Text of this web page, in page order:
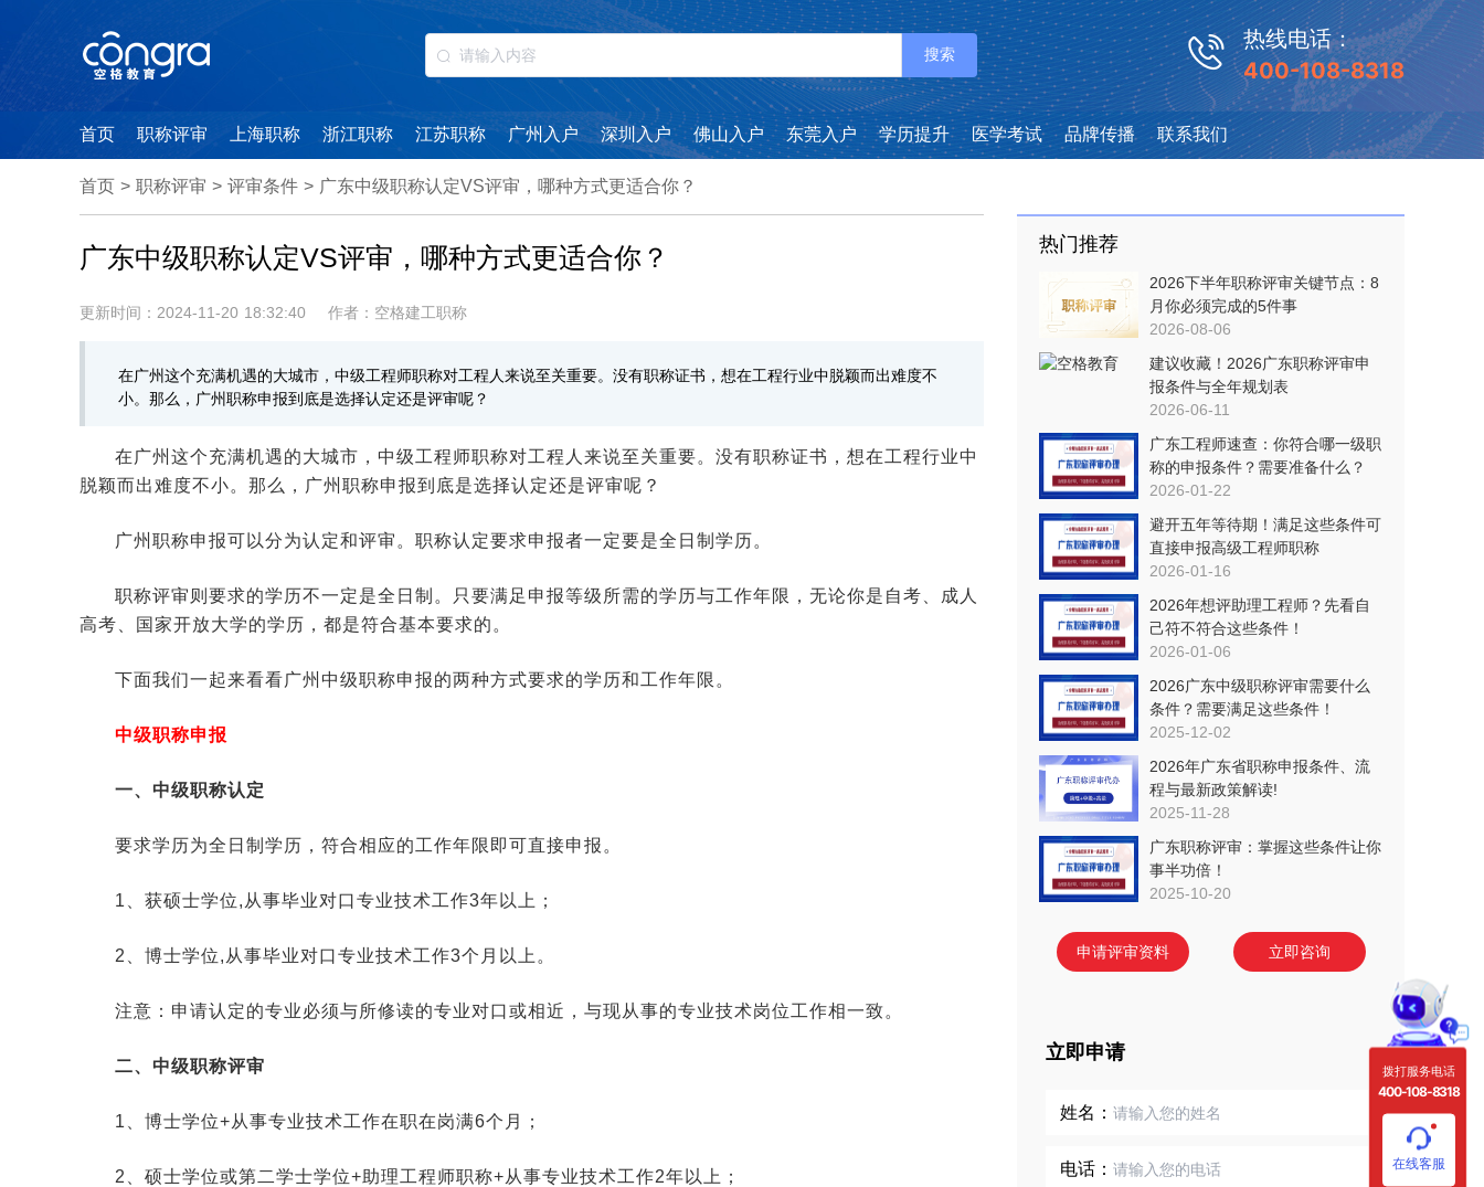
搜索
热线电话：
400-108-8318
首页 职称评审 上海职称 浙江职称 江苏职称 广州入户 深圳入户 佛山入户 东莞入户 学历提升 医学考试 品牌传播 联系我们
首页 > 职称评审 > 评审条件 > 广东中级职称认定VS评审，哪种方式更适合你？
广东中级职称认定VS评审，哪种方式更适合你？
更新时间：2024-11-20 18:32:40 作者：空格建工职称
在广州这个充满机遇的大城市，中级工程师职称对工程人来说至关重要。没有职称证书，想在工程行业中脱颖而出难度不
小。那么，广州职称申报到底是选择认定还是评审呢？
在广州这个充满机遇的大城市，中级工程师职称对工程人来说至关重要。没有职称证书，想在工程行业中
脱颖而出难度不小。那么，广州职称申报到底是选择认定还是评审呢？
广州职称申报可以分为认定和评审。职称认定要求申报者一定要是全日制学历。
职称评审则要求的学历不一定是全日制。只要满足申报等级所需的学历与工作年限，无论你是自考、成人
高考、国家开放大学的学历，都是符合基本要求的。
下面我们一起来看看广州中级职称申报的两种方式要求的学历和工作年限。
中级职称申报
一、中级职称认定
要求学历为全日制学历，符合相应的工作年限即可直接申报。
1、获硕士学位,从事毕业对口专业技术工作3年以上；
2、博士学位,从事毕业对口专业技术工作3个月以上。
注意：申请认定的专业必须与所修读的专业对口或相近，与现从事的专业技术岗位工作相一致。
二、中级职称评审
1、博士学位+从事专业技术工作在职在岗满6个月；
2、硕士学位或第二学士学位+助理工程师职称+从事专业技术工作2年以上；
热门推荐
2026下半年职称评审关键节点：8
月你必须完成的5件事
2026-08-06
建议收藏！2026广东职称评审申
报条件与全年规划表
2026-06-11
广东工程师速查：你符合哪一级职
称的申报条件？需要准备什么？
2026-01-22
避开五年等待期！满足这些条件可
直接申报高级工程师职称
2026-01-16
2026年想评助理工程师？先看自
己符不符合这些条件！
2026-01-06
2026广东中级职称评审需要什么
条件？需要满足这些条件！
2025-12-02
2026年广东省职称申报条件、流
程与最新政策解读!
2025-11-28
广东职称评审：掌握这些条件让你
事半功倍！
2025-10-20
申请评审资料 立即咨询
立即申请
姓名：
电话：
拨打服务电话
400-108-8318
在线客服